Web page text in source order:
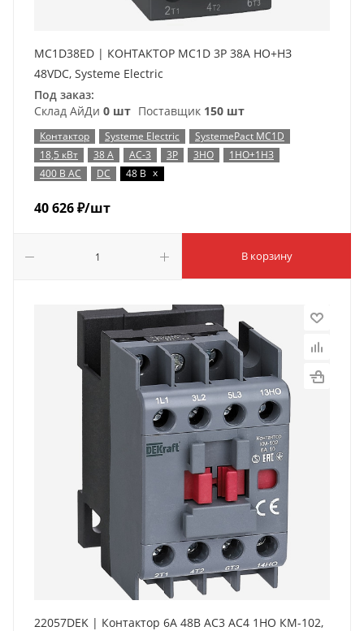
MC1D38ED | КОНТАКТОР MC1D 3P 38A НО+НЗ
48VDC, Systeme Electric
Под заказ:
Склад АйДи 0 шт Поставщик 150 шт
Контактор Systeme Electric
SystemePact MC1D
18,5 кВт
38 А AC-3 3P 3НО
1НО+1НЗ
400 В AC
DC 48 В x
40 626₽/шт
В корзину
22057DEK | Контактор 6А 48В АС3 АС4 1НО КМ-102,